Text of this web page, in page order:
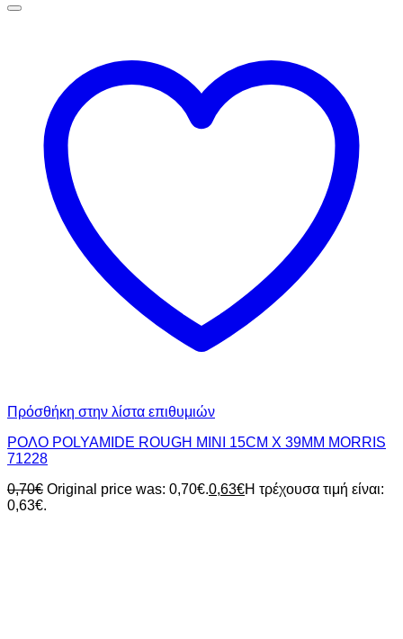
Πρόσθήκη στην λίστα επιθυμιών
ΡΟΛΟ POLYAMIDE ROUGH MINI 15CM X 39MM MORRIS
71228
0,70€ Original price was: 0,70€.0,63€Η τρέχουσα τιμή είναι:
0,63€.